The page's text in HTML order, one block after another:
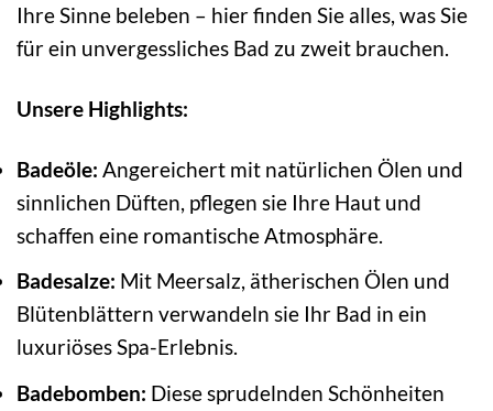
Ihre Sinne beleben – hier finden Sie alles, was Sie
für ein unvergessliches Bad zu zweit brauchen.
Unsere Highlights:
Badeöle: Angereichert mit natürlichen Ölen und
sinnlichen Düften, pflegen sie Ihre Haut und
schaffen eine romantische Atmosphäre.
Badesalze: Mit Meersalz, ätherischen Ölen und
Blütenblättern verwandeln sie Ihr Bad in ein
luxuriöses Spa-Erlebnis.
Badebomben: Diese sprudelnden Schönheiten